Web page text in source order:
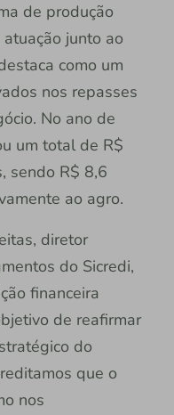
de produção
junto ao
como um
nos repasses
No ano de
um total de R$
sendo R$ 8,6
ao agro.
diretor
do Sicredi,
financeira
de reafirmar
do
que o
nos